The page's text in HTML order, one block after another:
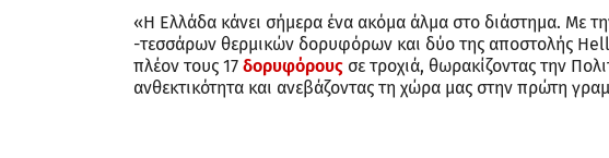
«Η Ελλάδα κάνει σήμερα ένα ακόμα άλμα στο διάστημα. Με
-τεσσάρων θερμικών δορυφόρων και δύο της αποστολής
πλέον τους 17 δορυφόρους σε τροχιά, θωρακίζοντας την
ανθεκτικότητα και ανεβάζοντας τη χώρα μας στην πρώτη